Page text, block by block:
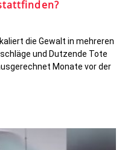
die Gewalt in mehreren
und Dutzende Tote
Monate vor der